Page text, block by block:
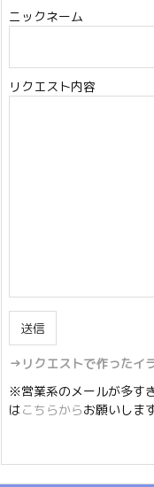
ニックネーム
リクエスト内容
→リクエストで作ったイ
※営業系のメールが多す
はこちらからお願いします